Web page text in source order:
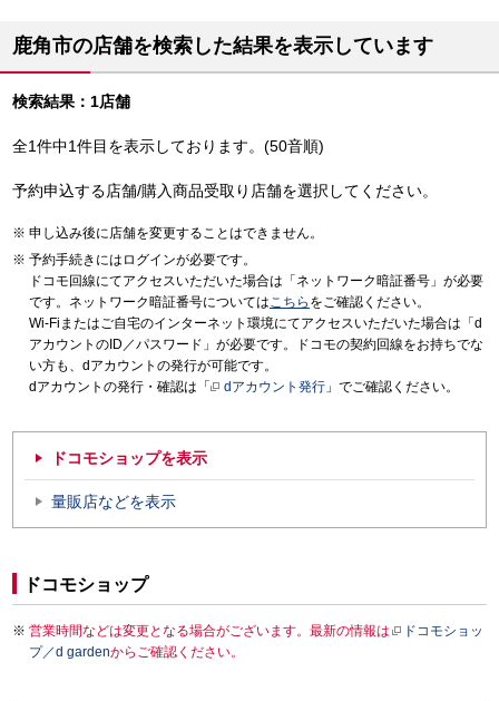
鹿角市の店舗を検索した結果を表示しています
検索結果：1店舗
全1件中1件目を表示しております。(50音順)
予約申込する店舗/購入商品受取り店舗を選択してください。
申し込み後に店舗を変更することはできません。
予約手続きにはログインが必要です。
ドコモ回線にてアクセスいただいた場合は「ネットワーク暗証番号」が必要
です。ネットワーク暗証番号についてはこちら をご確認ください。
Wi-Fiまたはご自宅のインターネット環境にてアクセスいただいた場合は「d
アカウントのID／パスワード」が必要です。ドコモの契約回線をお持ちでな
い方も、dアカウントの発行が可能です。
dアカウントの発行・確認は「
dアカウント発行 」でご確認ください。
ドコモショップを表示
量販店などを表示
ドコモショップ
営業時間などは変更となる場合がございます。最新の情報は
ドコモショッ
プ／d gardenからご確認ください。